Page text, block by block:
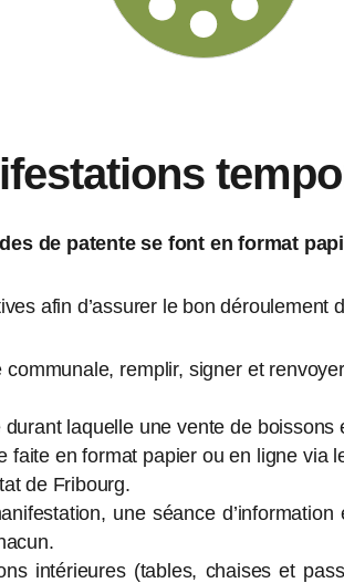
de patente se font en format
afin d’assurer le bon déroulement
remplir, signer et
laquelle une vente de
faite en format papier ou en ligne via
de Fribourg.
une séance
intérieures (tables, chaises et